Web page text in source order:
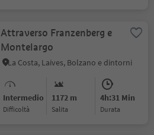
Attraverso Franzenberg e
Montelargo
La Costa, Laives, Bolzano e dintorni
Intermedio
Difficoltà
1172 m
Salita
4h:31 Min
durata